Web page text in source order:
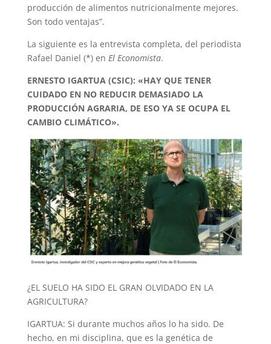
producción de alimentos nutricionalmente mejores.
Son todo ventajas”.
La siguiente es la entrevista completa, del periodista
Rafael Daniel (*) en El Economista.
ERNESTO IGARTUA (CSIC): «HAY QUE TENER
CUIDADO EN NO REDUCIR DEMASIADO LA
PRODUCCIÓN AGRARIA, DE ESO YA SE OCUPA EL
CAMBIO CLIMÁTICO».
¿EL SUELO HA SIDO EL GRAN OLVIDADO EN LA
AGRICULTURA?
IGARTUA: Si durante muchos años lo ha sido. De
hecho, en mi disciplina, que es la genética de